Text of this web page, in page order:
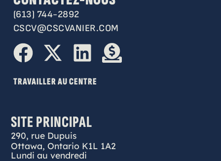
(613) 744-2892
CSCV@CSCVANIER.COM
TRAVAILLER AU CENTRE
SITE PRINCIPAL
290, rue Dupuis
Ottawa, Ontario K1L 1A2
Lundi au vendredi